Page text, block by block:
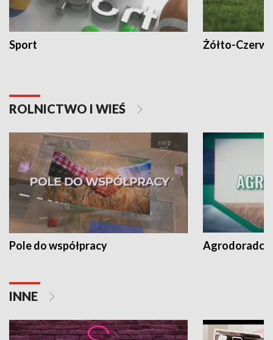
Sport Żółto-
ROLNICTWO I WIEŚ
Pole do współpracy Agrodoradcy
INNE